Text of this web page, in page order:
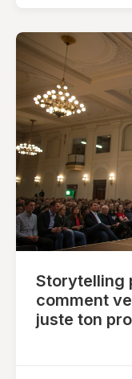
Storytelling
comment
juste ton